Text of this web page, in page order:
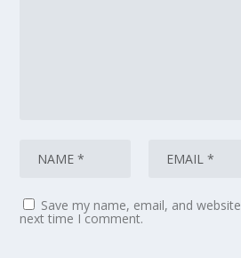
Save my name, email, and
next time I comment.